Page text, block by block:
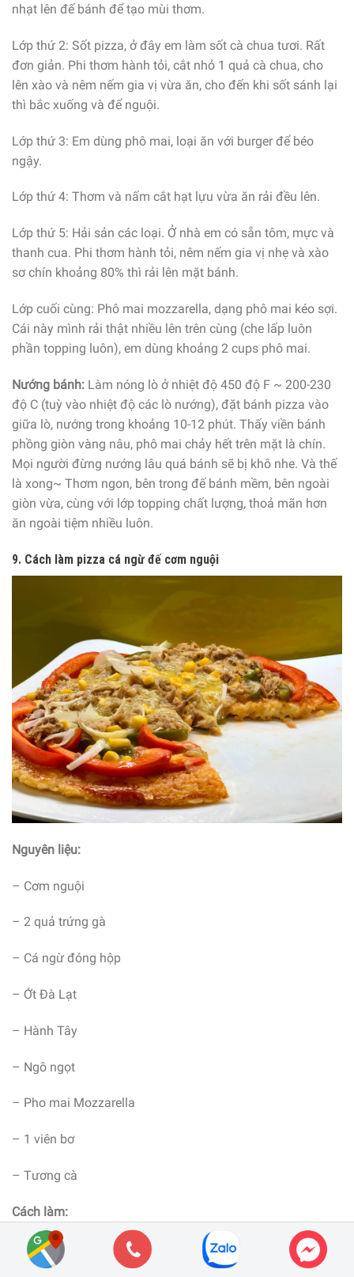
nhạt lên đế bánh để tạo mùi thơm.
Lớp thứ 2: Sốt pizza, ở đây em làm sốt cà chua tươi. Rất
đơn giản. Phi thơm hành tỏi, cắt nhỏ 1 quả cà chua, cho
lên xào và nêm nếm gia vị vừa ăn, cho đến khi sốt sánh lại
thì bắc xuống và để nguội.
Lớp thứ 3: Em dùng phô mai, loại ăn với burger để béo
ngậy.
Lớp thứ 4: Thơm và nấm cắt hạt lựu vừa ăn rải đều lên.
Lớp thứ 5: Hải sản các loại. Ở nhà em có sẵn tôm, mực và
thanh cua. Phi thơm hành tỏi, nêm nếm gia vị nhẹ và xào
sơ chín khoảng 80% thì rải lên mặt bánh.
Lớp cuối cùng: Phô mai mozzarella, dạng phô mai kéo sợi.
Cái này mình rải thật nhiều lên trên cùng (che lấp luôn
phần topping luôn), em dùng khoảng 2 cups phô mai.
Nướng bánh: Làm nóng lò ở nhiệt độ 450 độ F ~ 200-230
độ C (tuỳ vào nhiệt độ các lò nướng), đặt bánh pizza vào
giữa lò, nướng trong khoảng 10-12 phút. Thấy viền bánh
phồng giòn vàng nâu, phô mai chảy hết trên mặt là chín.
Mọi người đừng nướng lâu quá bánh sẽ bị khô nhe. Và thế
là xong~ Thơm ngon, bên trong đế bánh mềm, bên ngoài
giòn vừa, cùng với lớp topping chất lượng, thoả mãn hơn
ăn ngoài tiệm nhiều luôn.
9. Cách làm pizza cá ngừ đế cơm nguội
Nguyên liệu:
– Cơm nguội
– 2 quả trứng gà
– Cá ngừ đóng hộp
– Ớt Đà Lạt
– Hành Tây
– Ngô ngọt
– Pho mai Mozzarella
– 1 viên bơ
– Tương cà
Cách làm:
– Bước 1: đập trứng gà, quấy đều lên nêm 1 chút muối gia
vị. Cơm nguội cũng nêm 1 chút gia vị